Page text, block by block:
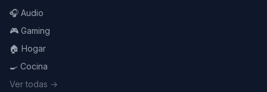
🎧 Audio
🎮 Gaming
🏠 Hogar
🍳 Cocina
Ver todas →